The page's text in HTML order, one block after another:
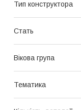
Тип конструктора
Стать
Вікова група
Тематика